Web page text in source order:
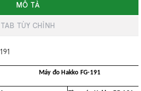
MÔ TẢ
TAB TÙY CHỈNH
Máy đo Hakko FG-191